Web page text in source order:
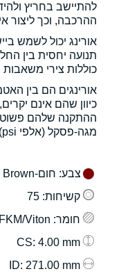
להתיישב בחריץ
ההרכבה, וכך ליצור
אורינג יכול לשמש
תנועה יחסית בין
כוללות צירי משאבות
אורינגים הם בין
כיוון שהם אינם
ההתקנה שלהם
מגה-פסקל (אלפי psi).
צבע: חום-Brown
קשיחות: 75
חומר: FKM/Viton™
: 4.00 mm
: 271.00 mm